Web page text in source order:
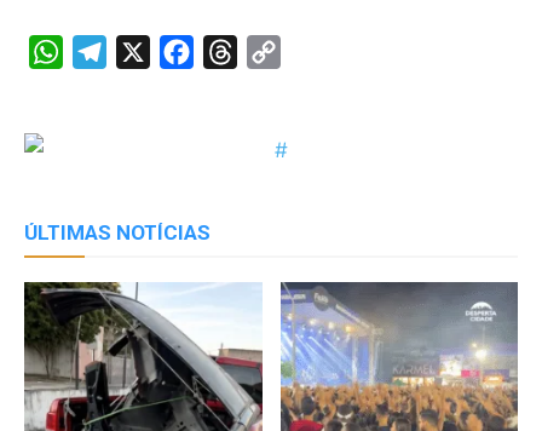
WhatsAppTelegram FacebookThreads
ÚLTIMAS NOTÍCIAS